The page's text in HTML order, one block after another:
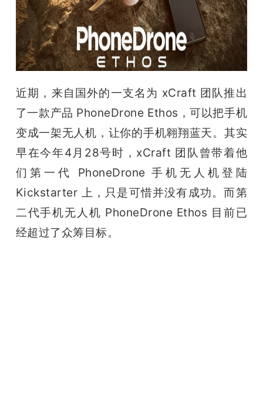
中
心
GAIR
爱
搞
近期，来自国外的一支名为 xCraft 团队推出
了一款产品 PhoneDrone Ethos，可以把手机
变成一架无人机，让你的手机翱翔蓝天。 其实
早在今年4月28号时，xCraft 团队曾带着他
们第一代 PhoneDrone 手机无人机登陆
Kickstarter 上，只是可惜并没有成功。而第
二代手机无人机 PhoneDrone Ethos 目前已
经超过了众筹目标。